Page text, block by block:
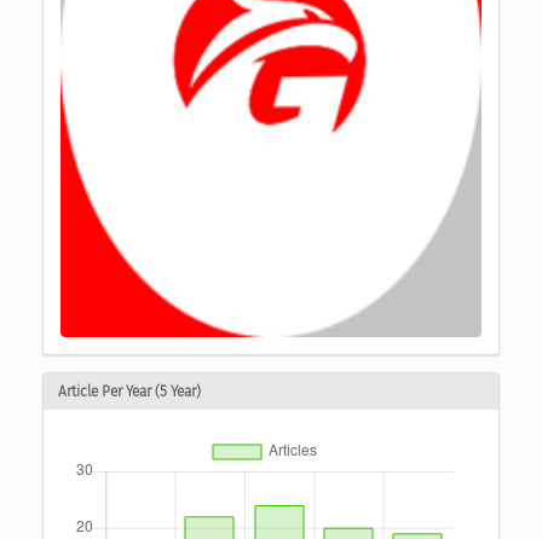
Article Per Year (5 Year)